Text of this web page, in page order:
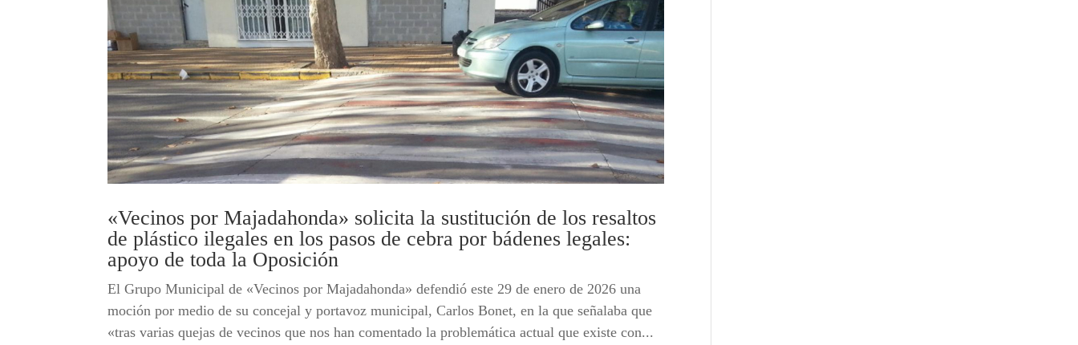
«Vecinos por Majadahonda» solicita la sustitución de los resaltos
de plástico ilegales en los pasos de cebra por bádenes legales:
apoyo de toda la Oposición
El Grupo Municipal de «Vecinos por Majadahonda» defendió este 29 de enero de 2026 una
moción por medio de su concejal y portavoz municipal, Carlos Bonet, en la que señalaba que
«tras varias quejas de vecinos que nos han comentado la problemática actual que existe con...